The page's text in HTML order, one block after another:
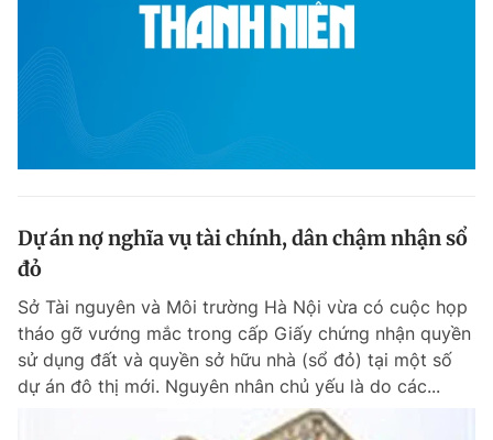
Dự án nợ nghĩa vụ tài chính, dân chậm nhận sổ
đỏ
Sở Tài nguyên và Môi trường Hà Nội vừa có cuộc họp
tháo gỡ vướng mắc trong cấp Giấy chứng nhận quyền
sử dụng đất và quyền sở hữu nhà (sổ đỏ) tại một số
dự án đô thị mới. Nguyên nhân chủ yếu là do các...